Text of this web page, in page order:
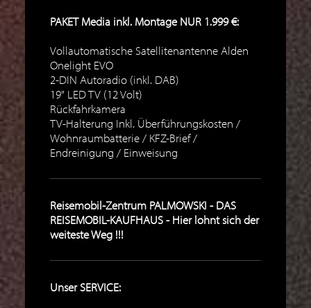
PAKET Media inkl. Montage NUR 1.999 €:
Vollautomatische Satellitenantenne Alden
Onelight EVO
2-DIN Autoradio (inkl. DAB)
19" LED TV (12 Volt)
Rückfahrkamera
TV-Halterung Inkl. Überführungskosten /
Wohnraumbatterie / KFZ-Brief /
Endreinigung / Einweisung
Reisemobil-Zentrum PALMOWSKI - DAS
REISEMOBIL-KAUFHAUS - Hier lohnt sich der
weiteste Weg !!!
Unser SERVICE: